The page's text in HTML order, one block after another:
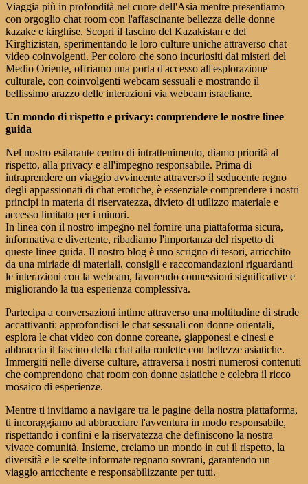
Viaggia più in profondità nel cuore dell'Asia mentre presentiamo
con orgoglio chat room con l'affascinante bellezza delle donne
kazake e kirghise. Scopri il fascino del Kazakistan e del
Kirghizistan, sperimentando le loro culture uniche attraverso chat
video coinvolgenti. Per coloro che sono incuriositi dai misteri del
Medio Oriente, offriamo una porta d'accesso all'esplorazione
culturale, con coinvolgenti webcam sessuali e mostrando il
bellissimo arazzo delle interazioni via webcam israeliane.
Un mondo di rispetto e privacy: comprendere le nostre linee
guida
Nel nostro esilarante centro di intrattenimento, diamo priorità al
rispetto, alla privacy e all'impegno responsabile. Prima di
intraprendere un viaggio avvincente attraverso il seducente regno
degli appassionati di chat erotiche, è essenziale comprendere i nostri
principi in materia di riservatezza, divieto di utilizzo materiale e
accesso limitato per i minori.
In linea con il nostro impegno nel fornire una piattaforma sicura,
informativa e divertente, ribadiamo l'importanza del rispetto di
queste linee guida. Il nostro blog è uno scrigno di tesori, arricchito
da una miriade di materiali, consigli e raccomandazioni riguardanti
le interazioni con la webcam, favorendo connessioni significative e
migliorando la tua esperienza complessiva.
Partecipa a conversazioni intime attraverso una moltitudine di strade
accattivanti: approfondisci le chat sessuali con donne orientali,
esplora le chat video con donne coreane, giapponesi e cinesi e
abbraccia il fascino della chat alla roulette con bellezze asiatiche.
Immergiti nelle diverse culture, attraversa i nostri numerosi contenuti
che comprendono chat room con donne asiatiche e celebra il ricco
mosaico di esperienze.
Mentre ti invitiamo a navigare tra le pagine della nostra piattaforma,
ti incoraggiamo ad abbracciare l'avventura in modo responsabile,
rispettando i confini e la riservatezza che definiscono la nostra
vivace comunità. Insieme, creiamo un mondo in cui il rispetto, la
diversità e le scelte informate regnano sovrani, garantendo un
viaggio arricchente e responsabilizzante per tutti.